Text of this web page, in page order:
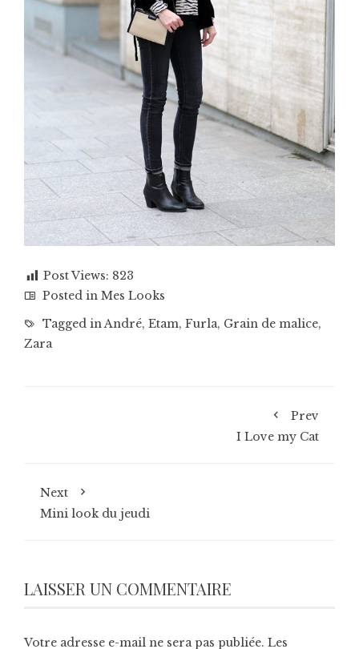
Post Views: 823
Posted in Mes Looks
Tagged inAndré, Etam, Furla, Grain de malice,
Zara
Prev
I Love my Cat
Next
Mini look du jeudi
LAISSER UN COMMENTAIRE
Votre adresse e-mail ne sera pas publiée. Les